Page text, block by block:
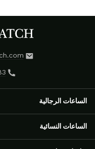
الساعات الرجالية
الساعات النسائية